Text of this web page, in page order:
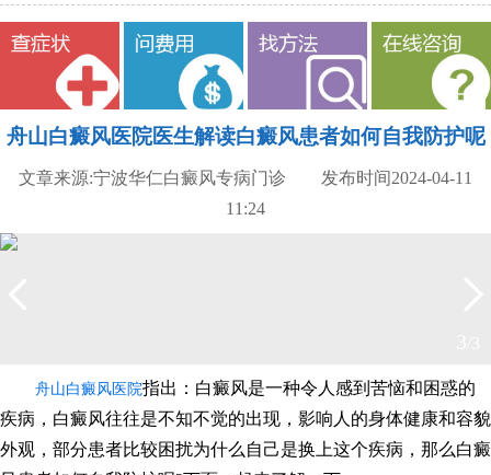
舟山白癜风医院医生解读白癜风患者如何自我防护呢
文章来源:宁波华仁白癜风专病门诊 发布时间2024-04-11
11:24
舟山白癜风医院指出：白癜风是一种令人感到苦恼和困惑的
疾病，白癜风往往是不知不觉的出现，影响人的身体健康和容貌
外观，部分患者比较困扰为什么自己是换上这个疾病，那么白癜